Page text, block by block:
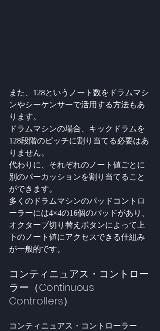
また、128というノート数をドラムマシ
ンやシーケンサーで活用する方法もあ
ります。
ドラムマシンの場合、キックドラムを
128段階のピッチに割り当てる必要はあ
りません。
代わりに、それぞれのノート値ごとに
別のパーカッションを割り当てること
ができます。
多くのドラムマシンのパッドコントロ
ーラーには4×4の16個のパッドがあり、
オクターブ切り替えボタンによって上
下のノート値にアクセスできる仕組み
が一般的です。
コンティニュアス・コントロー
ラー（Continuous
Controllers）
コンティニュアス・コントローラー